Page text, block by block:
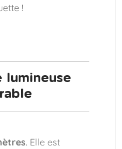
!
lumineuse
. Elle est